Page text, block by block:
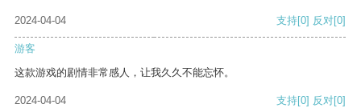
2024-04-04 支持[0] 反对[0]
游客
这款游戏的剧情非常感人，让我久久不能忘怀。
2024-04-04 支持[0] 反对[0]